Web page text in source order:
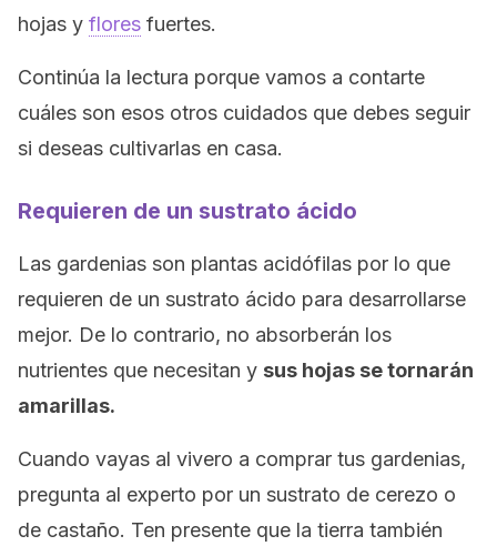
hojas y flores fuertes.
Continúa la lectura porque vamos a contarte
cuáles son esos otros cuidados que debes seguir
si deseas cultivarlas en casa.
Requieren de un sustrato ácido
Las gardenias son plantas acidófilas por lo que
requieren de un sustrato ácido para desarrollarse
mejor. De lo contrario, no absorberán los
nutrientes que necesitan y sus hojas se tornarán
amarillas.
Cuando vayas al vivero a comprar tus gardenias,
pregunta al experto por un sustrato de cerezo o
de castaño. Ten presente que la tierra también